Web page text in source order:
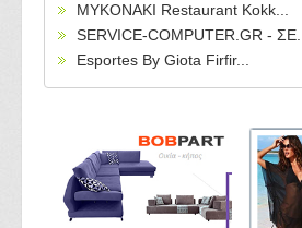
MYKONAKI Restaurant Kokk...
SERVICE-COMPUTER.GR - ΣΕ...
Esportes By Giota Firfir...